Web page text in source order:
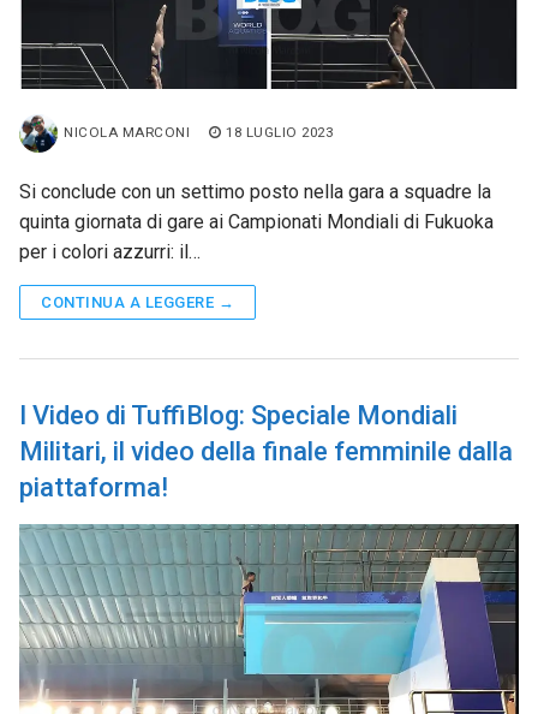
NICOLA MARCONI 18 LUGLIO 2023
Si conclude con un settimo posto nella gara a squadre la
quinta giornata di gare ai Campionati Mondiali di Fukuoka
per i colori azzurri: il…
CONTINUA A LEGGERE →
I Video di TuffiBlog: Speciale Mondiali
Militari, il video della finale femminile dalla
piattaforma!